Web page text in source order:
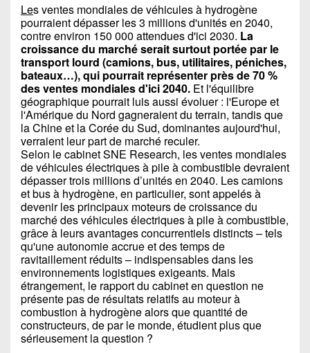
Les ventes mondiales de véhicules à hydrogène
pourraient dépasser les 3 millions d'unités en 2040,
contre environ 150 000 attendues d'ici 2030. La
croissance du marché serait surtout portée par le
transport lourd (camions, bus, utilitaires, péniches,
bateaux…), qui pourrait représenter près de 70 %
des ventes mondiales d'ici 2040. Et l'équilibre
géographique pourrait luis aussi évoluer : l'Europe et
l'Amérique du Nord gagneraient du terrain, tandis que
la Chine et la Corée du Sud, dominantes aujourd'hui,
verraient leur part de marché reculer.
Selon le cabinet SNE Research, les ventes mondiales
de véhicules électriques à pile à combustible devraient
dépasser trois millions d’unités en 2040. Les camions
et bus à hydrogène, en particulier, sont appelés à
devenir les principaux moteurs de croissance du
marché des véhicules électriques à pile à combustible,
grâce à leurs avantages concurrentiels distincts – tels
qu'une autonomie accrue et des temps de
ravitaillement réduits – indispensables dans les
environnements logistiques exigeants. Mais
étrangement, le rapport du cabinet en question ne
présente pas de résultats relatifs au moteur à
combustion à hydrogène alors que quantité de
constructeurs, de par le monde, étudient plus que
sérieusement la question ?